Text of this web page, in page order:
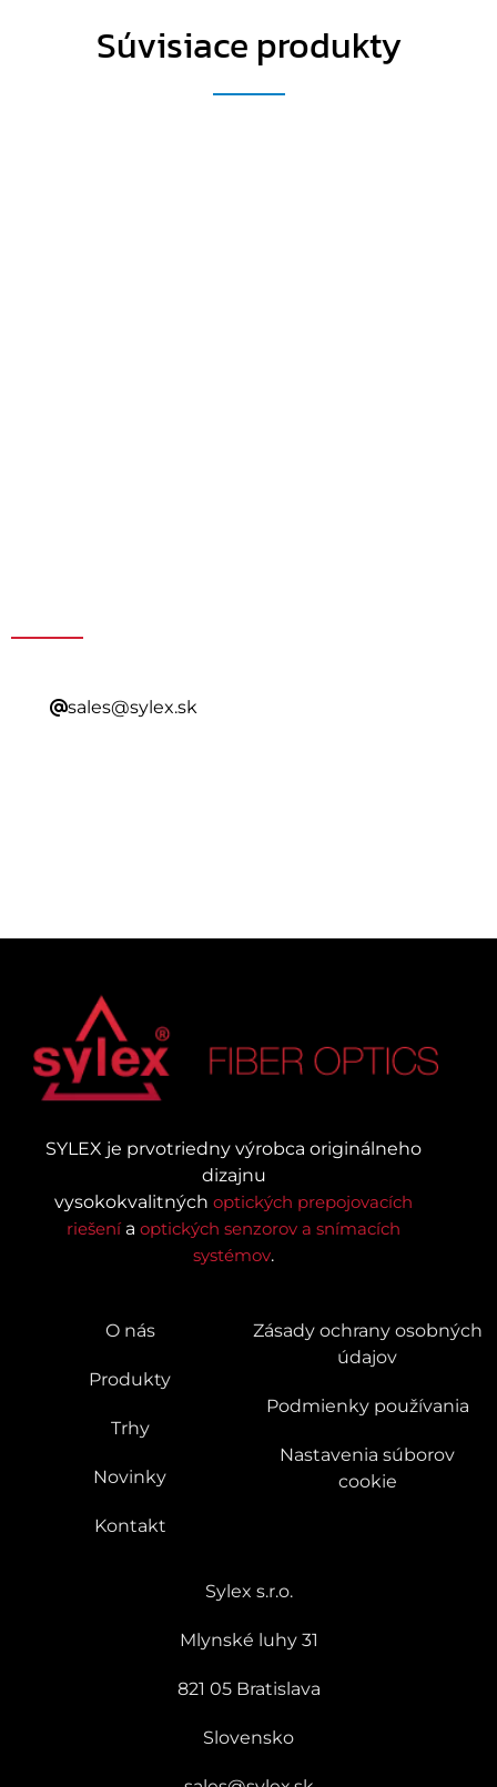
Súvisiace produkty
sales@sylex.sk
SYLEX je prvotriedny výrobca originálneho
dizajnu
vysokokvalitných optických prepojovacích
riešení a optických senzorov a snímacích
systémov.
O nás
Produkty
Trhy
Novinky
Kontakt
Zásady ochrany osobných
údajov
Podmienky používania
Nastavenia súborov
cookie
Sylex s.r.o.
Mlynské luhy 31
821 05 Bratislava
Slovensko